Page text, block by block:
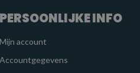
PERSOONLIJKE INFO
Mijn account
Accountgegevens